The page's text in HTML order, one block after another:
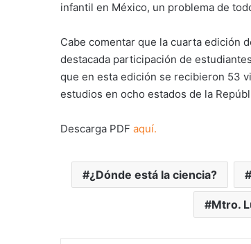
infantil en México, un problema de
Cabe comentar que la cuarta edición
destacada participación de
que en esta edición se recibieron 53
estudios en ocho estados de la
Descarga PDF aquí.
¿Dónde está la ciencia?
Mtro.